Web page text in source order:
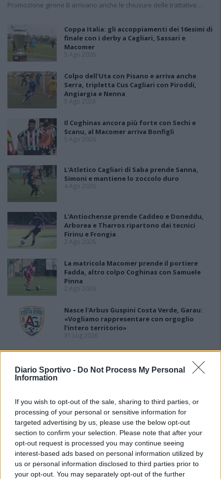
Diario Sportivo - Do Not Process My Personal
Information
If you wish to opt-out of the sale, sharing to third parties, or
processing of your personal or sensitive information for
targeted advertising by us, please use the below opt-out
section to confirm your selection. Please note that after your
opt-out request is processed you may continue seeing
interest-based ads based on personal information utilized by
us or personal information disclosed to third parties prior to
your opt-out. You may separately opt-out of the further
Promozione girone B arrivano anche le chiusure delle trattative…
Coppa Italia: gli accoppiamenti dei 16esimi di
finale con i derby a Cagliari, Sassari e
Macomer
5 Ago 2026
Colpo dell'Uta con Pisano e arriva anche
Serra, tripletta Cus Cagliari con Piroddi,
Angiargia e Nenna
5 Ago 2026
Il Coghinas ancora più forte con Sechi e
Scanu, al Macomer arriva Bonfigli
5 Ago 2026
L'Atletico Cagliari di Saba prende Sanna,
Simoni e mantiene lo zoccolo duro
4 Ago 2026
L'Antiochense prende Caddeo e Doneddu,
Arborea e Tharros ripartono dai tecnici
Firinu e Frongia
2 Ago 2026
La matricola Macomer prende il portiere
Fadda, altro colpo Coghinas con Samuele
Pinna
2 Ago 2026
Nasce l'Arbus Guspini Costa Verde, Garau:
«Vogliamo rappresentare con orgoglio
l’intero territorio»
31 Lug 2026